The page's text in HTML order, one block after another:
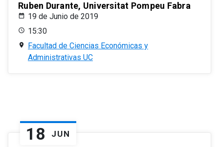
Ruben Durante, Universitat Pompeu Fabra
19 de Junio de 2019
15:30
Facultad de Ciencias Económicas y
Administrativas UC
18 JUN